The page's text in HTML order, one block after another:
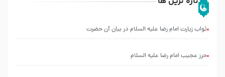
ثواب زیارت امام رضا علیه السلام در بیان آن حضرت
حرز عجیب امام رضا علیه السلام